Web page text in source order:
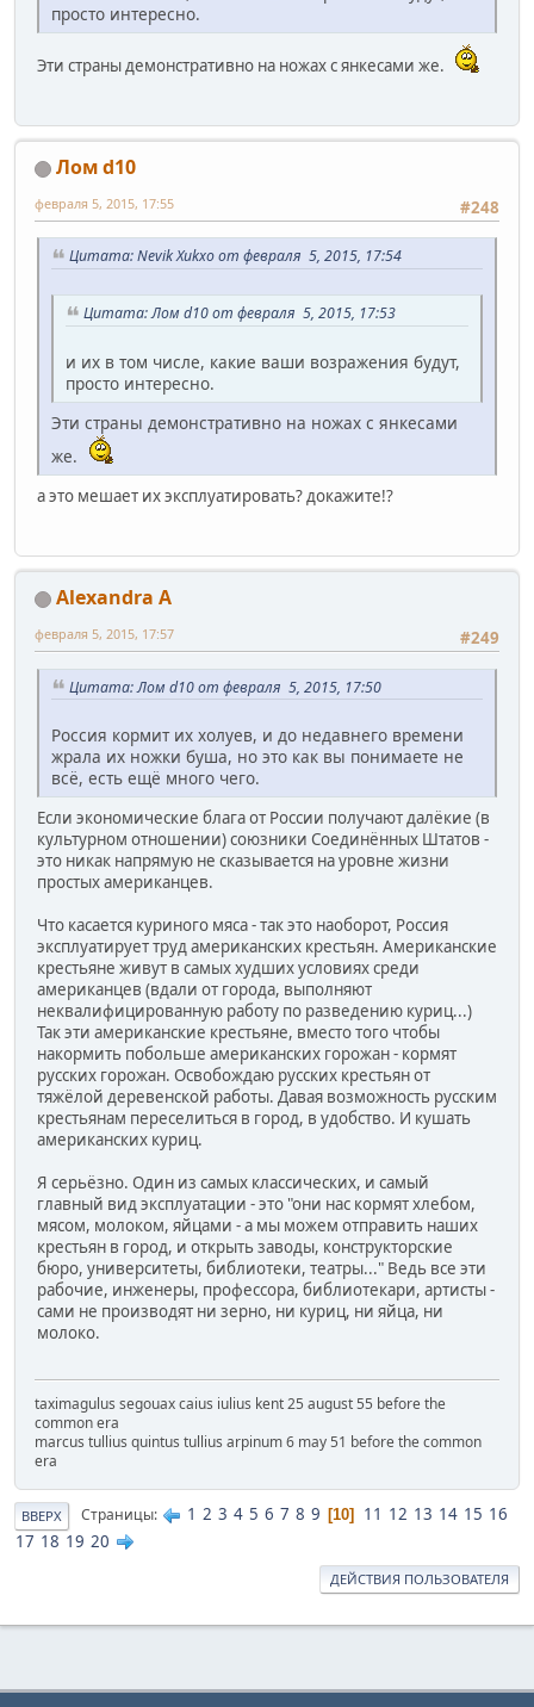
просто интересно.
Эти страны демонстративно на ножах с янкесами же.
Лом d10
#248
февраля 5, 2015, 17:55
Цитата: Nevik Xukxo от февраля 5, 2015, 17:54
Цитата: Лом d10 от февраля 5, 2015, 17:53
и их в том числе, какие ваши возражения будут,
просто интересно.
Эти страны демонстративно на ножах с янкесами
же.
а это мешает их эксплуатировать? докажите!?
Alexandra A
#249
февраля 5, 2015, 17:57
Цитата: Лом d10 от февраля 5, 2015, 17:50
Россия кормит их холуев, и до недавнего времени
жрала их ножки буша, но это как вы понимаете не
всё, есть ещё много чего.
Если экономические блага от России получают далёкие (в
культурном отношении) союзники Соединённых Штатов -
это никак напрямую не сказывается на уровне жизни
простых американцев.
Что касается куриного мяса - так это наоборот, Россия
эксплуатирует труд американских крестьян. Американские
крестьяне живут в самых худших условиях среди
американцев (вдали от города, выполняют
неквалифицированную работу по разведению куриц...)
Так эти американские крестьяне, вместо того чтобы
накормить побольше американских горожан - кормят
русских горожан. Освобождаю русских крестьян от
тяжёлой деревенской работы. Давая возможность русским
крестьянам переселиться в город, в удобство. И кушать
американских куриц.
Я серьёзно. Один из самых классических, и самый
главный вид эксплуатации - это "они нас кормят хлебом,
мясом, молоком, яйцами - а мы можем отправить наших
крестьян в город, и открыть заводы, конструкторские
бюро, университеты, библиотеки, театры..." Ведь все эти
рабочие, инженеры, профессора, библиотекари, артисты -
сами не производят ни зерно, ни куриц, ни яйца, ни
молоко.
taximagulus segouax caius iulius kent 25 august 55 before the
common era
marcus tullius quintus tullius arpinum 6 may 51 before the common
era
ВВЕРХ Страницы 1 2 3 4 5 6 7 8 9 10 11 12 13 14 15 16
17 18 19 20
ДЕЙСТВИЯ ПОЛЬЗОВАТЕЛЯ